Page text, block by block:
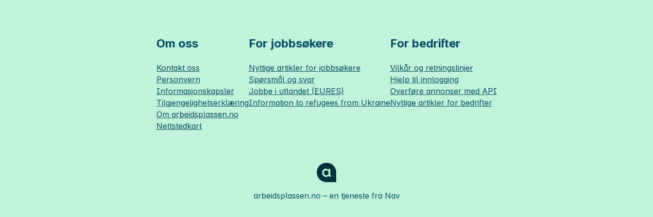
Om oss
Kontakt oss
Personvern
Informasjonskapsler
Tilgjengelighetserklæring
Om arbeidsplassen.no
Nettstedkart
For jobbsøkere
Nyttige artikler for jobbsøkere
Spørsmål og svar
Jobbe i utlandet (EURES)
Information to refugees from Ukraine
For bedrifter
Vilkår og retningslinjer
Hjelp til innlogging
Overføre annonser med API
Nyttige artikler for bedrifter
arbeidsplassen.no – en tjeneste fra Nav